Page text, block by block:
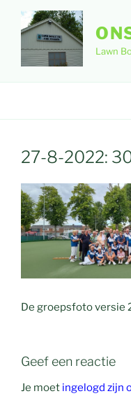
inhoud
Lawn
27-8-2022:
De groepsfoto versie
Geef een reactie
Je moet ingelogd zijn